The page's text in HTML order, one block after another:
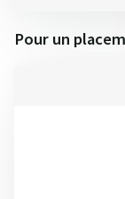
Pour un